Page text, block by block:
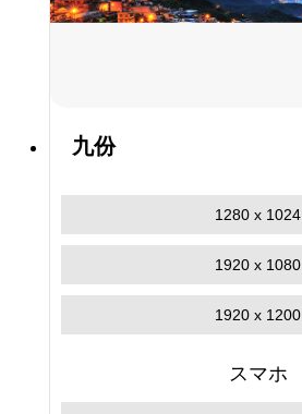
九份
1280 x 1024
1920 x 1080
1920 x 1200
スマホ